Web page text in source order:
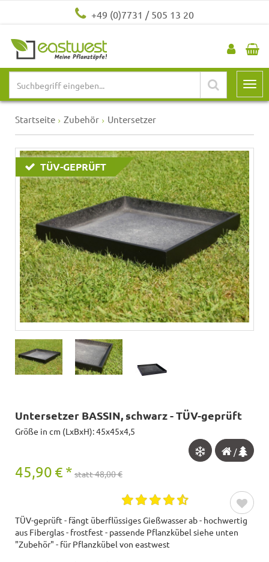
+49 (0)7731 / 505 13 20
Startseite Zubehör Untersetzer
TÜV-GEPRÜFT
Untersetzer BASSIN, schwarz - TÜV-geprüft
Größe in cm (LxBxH): 45x45x4,5
/
45,90 € * statt 48,00 €
TÜV-geprüft - fängt überflüssiges Gießwasser ab - hochwertig
aus Fiberglas - frostfest - passende Pflanzkübel siehe unten
"Zubehör" - für Pflanzkübel von eastwest